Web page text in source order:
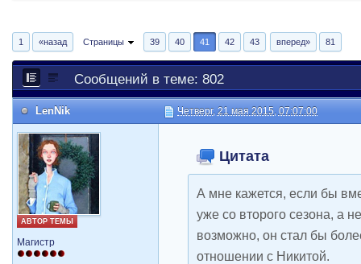
1 «назад Страницы 39 40 41 42 43 вперед» 81
Сообщений в теме: 802
LenNik Четверг, 21 мая 2015, 07:07:00
АВТОР ТЕМЫ
Магистр
Цитата
А мне кажется, если бы
уже со второго сезона, а
возможно, он стал бы
отношении с Никитой.